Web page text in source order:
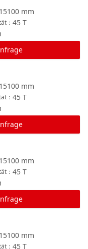
15100 mm
45 T
：
15100 mm
45 T
：
15100 mm
45 T
：
15100 mm
45 T
：